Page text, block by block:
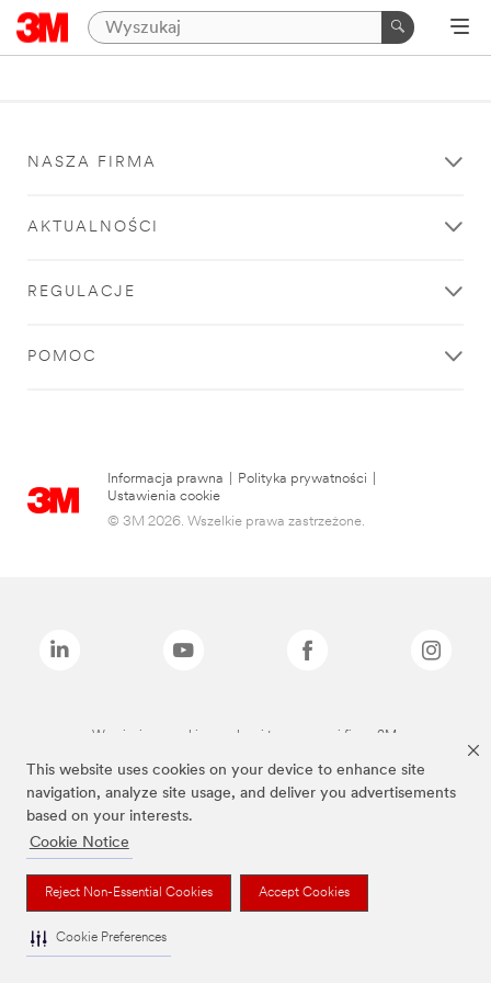
This website uses cookies on your device to enhance site
navigation, analyze site usage, and deliver you advertisements
based on your interests.
Cookie Notice
Reject Non-Essential Cookies Accept Cookies
Cookie Preferences
NASZA FIRMA
AKTUALNOŚCI
REGULACJE
POMOC
Informacja prawna Polityka prywatności
Ustawienia cookie
© 3M 2026. Wszelkie prawa zastrzeżone.
Wymienione marki są znakami towarowymi firmy 3M.